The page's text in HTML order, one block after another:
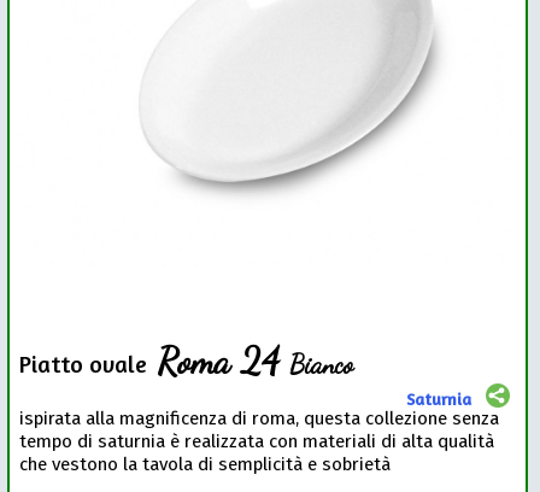
Piatto ovale Roma 24Bianco
Saturnia
ispirata alla magnificenza di roma, questa collezione senza
tempo di saturnia è realizzata con materiali di alta qualità
che vestono la tavola di semplicità e sobrietà